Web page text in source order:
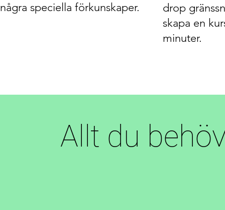
några speciella förkunskaper.
drop
skapa en
minuter.
Allt du